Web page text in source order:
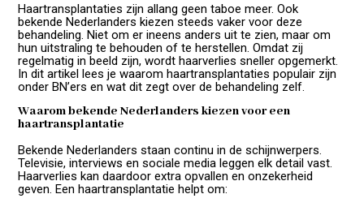
Haartransplantaties zijn allang geen taboe meer. Ook
bekende Nederlanders kiezen steeds vaker voor deze
behandeling. Niet om er ineens anders uit te zien, maar om
hun uitstraling te behouden of te herstellen. Omdat zij
regelmatig in beeld zijn, wordt haarverlies sneller opgemerkt.
In dit artikel lees je waarom haartransplantaties populair zijn
onder BN’ers en wat dit zegt over de behandeling zelf.
Waarom bekende Nederlanders kiezen voor een
haartransplantatie
Bekende Nederlanders staan continu in de schijnwerpers.
Televisie, interviews en sociale media leggen elk detail vast.
Haarverlies kan daardoor extra opvallen en onzekerheid
geven. Een haartransplantatie helpt om: